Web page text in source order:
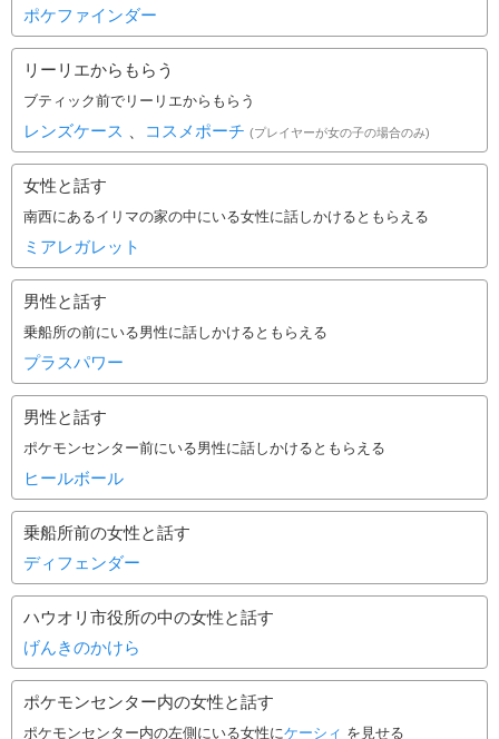
ポケファインダー
リーリエからもらう
ブティック前でリーリエからもらう
レンズケース コスメポーチ (プレイヤーが女の子の場合のみ)
女性と話す
南西にあるイリマの家の中にいる女性に話しかけるともらえる
ミアレガレット
男性と話す
乗船所の前にいる男性に話しかけるともらえる
プラスパワー
男性と話す
ポケモンセンター前にいる男性に話しかけるともらえる
ヒールボール
乗船所前の女性と話す
ディフェンダー
ハウオリ市役所の中の女性と話す
げんきのかけら
ポケモンセンター内の女性と話す
ポケモンセンター内の左側にいる女性にケーシィ を見せる